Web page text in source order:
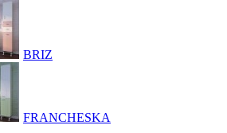
BRIZ
FRANCHESKA